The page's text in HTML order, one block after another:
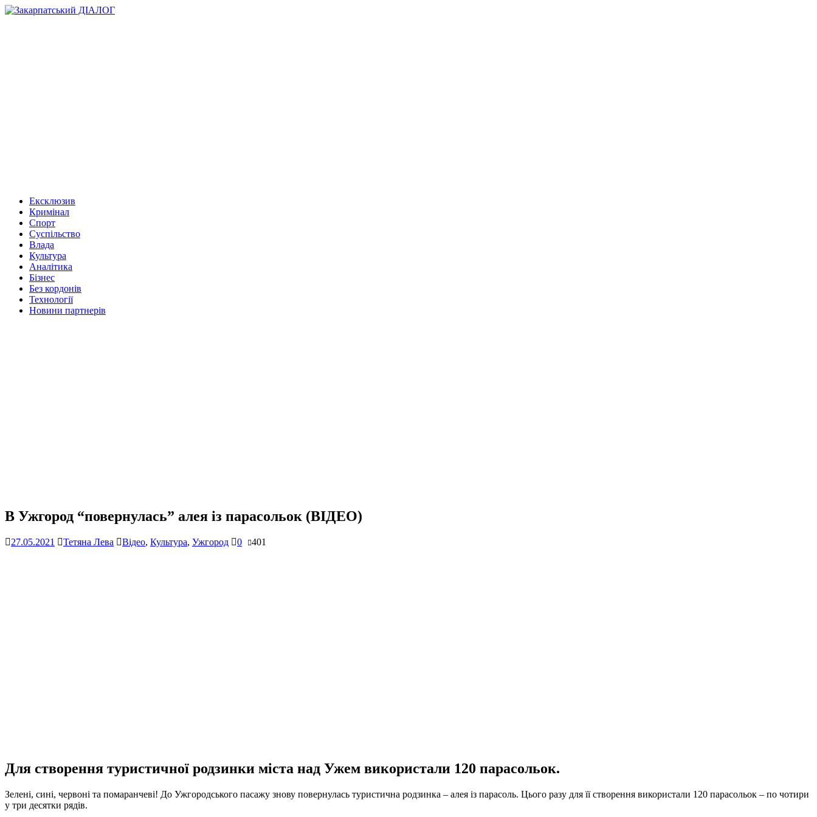
Ексклюзив
Кримінал
Спорт
Суспільство
Влада
Культура
Аналітика
Бізнес
Без кордонів
Технології
Новини партнерів
В Ужгород “повернулась” алея із парасольок (ВІДЕО)
27.05.2021 Тетяна Лева Відео, Культура, Ужгород 0 401
Для створення туристичної родзинки міста над Ужем використали 120 парасольок.
Зелені, сині, червоні та помаранчеві! До Ужгородського пасажу знову повернулась туристична родзинка – алея із парасоль. Цього разу для її створення використали 120 парасольок – по чотири
у три десятки рядів.